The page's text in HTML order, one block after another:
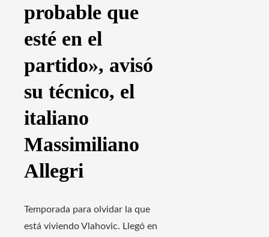
probable que
esté en el
partido», avisó
su técnico, el
italiano
Massimiliano
Allegri
Temporada para olvidar la que
está viviendo Vlahovic. Llegó en